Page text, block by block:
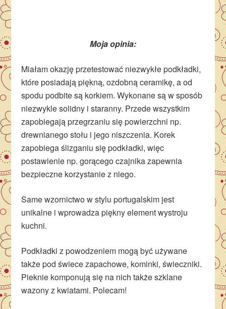
Moja opinia:
Miałam okazję przetestować niezwykłe podkładki,
które posiadają piękną, ozdobną ceramikę, a od
spodu podbite są korkiem. Wykonane są w sposób
niezwykle solidny i staranny. Przede wszystkim
zapobiegają przegrzaniu się powierzchni np.
drewnianego stołu i jego niszczenia. Korek
zapobiega ślizganiu się podkładki, więc
postawienie np. gorącego czajnika zapewnia
bezpieczne korzystanie z niego.
Same wzornictwo w stylu portugalskim jest
unikalne i wprowadza piękny element wystroju
kuchni.
Podkładki z powodzeniem mogą być używane
także pod świece zapachowe, kominki, świeczniki.
Pieknie komponują się na nich także szklane
wazony z kwiatami. Polecam!